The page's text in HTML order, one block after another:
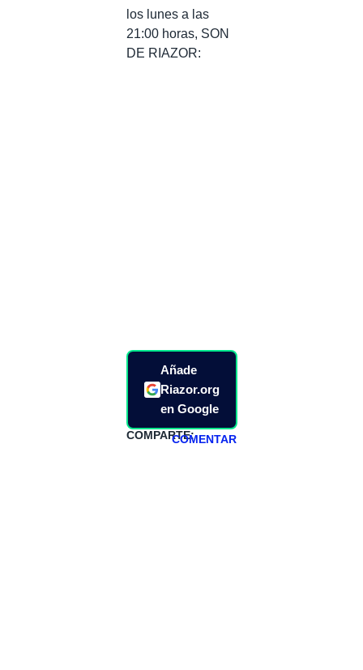
los lunes a las
21:00 horas, SON
DE RIAZOR:
Añade
Riazor.org
en Google
COMPARTE:COMENTAR